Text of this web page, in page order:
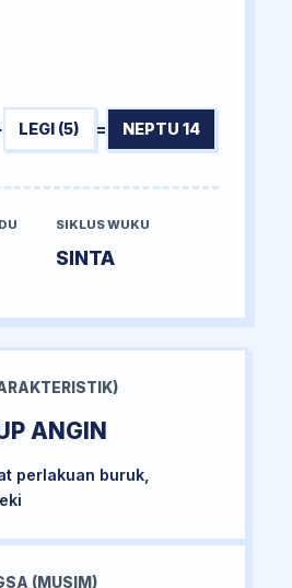
LEGI (5) = NEPTU 14
SIKLUS WUKU
SINTA
ANGIN
perlakuan buruk,
(MUSIM)